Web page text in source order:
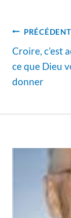
de
l’article
PRÉCÉDENT
Croire, c’est
ce que Dieu
donner